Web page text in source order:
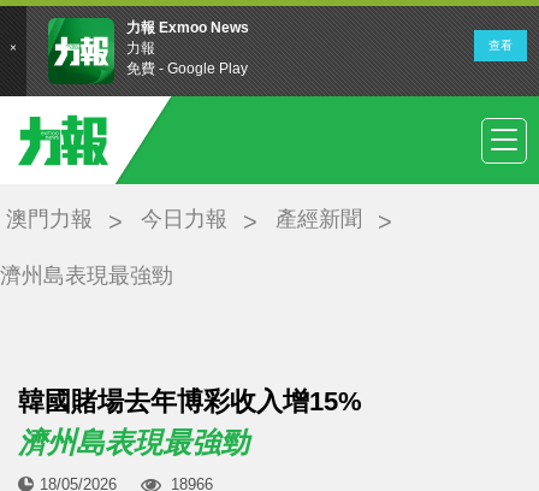
澳門力報 今日力報 產經新聞
濟州島表現最強勁
韓國賭場去年博彩收入增15%
濟州島表現最強勁
18/05/2026 18966